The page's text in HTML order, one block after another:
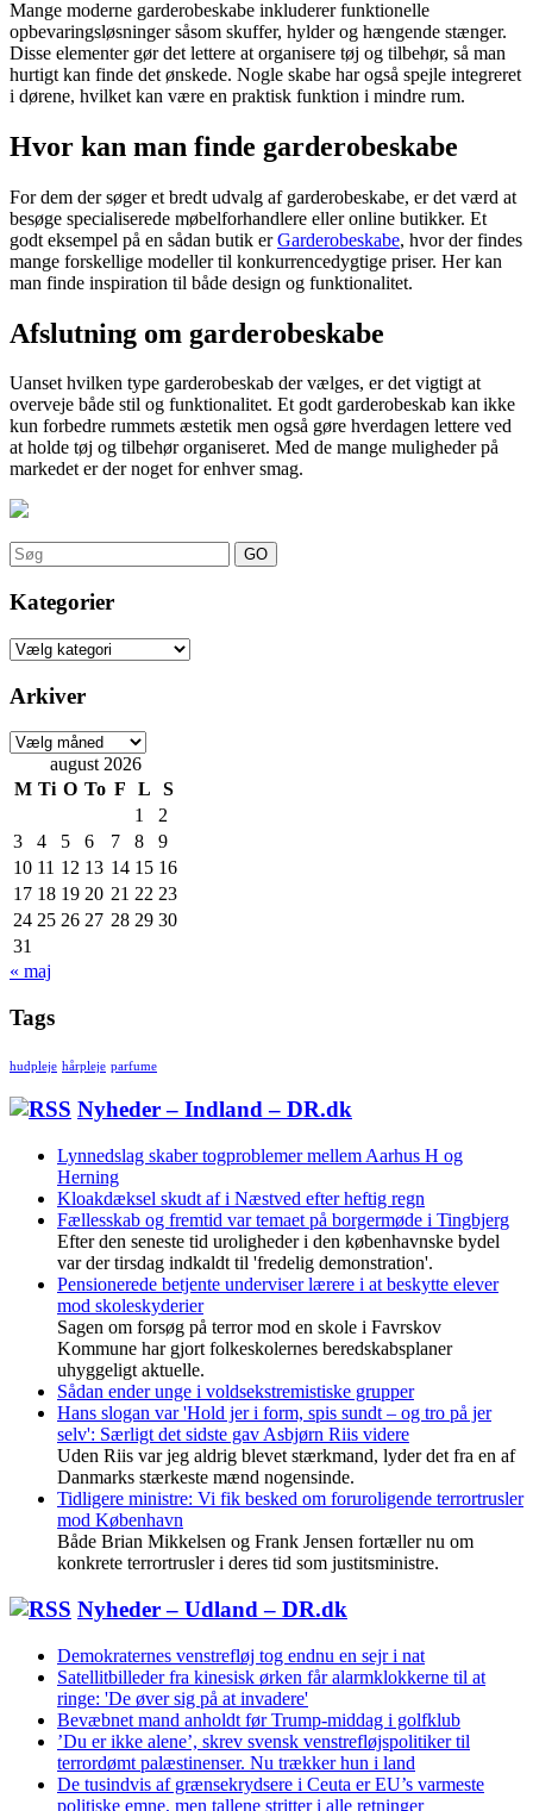
Mange moderne garderobeskabe inkluderer funktionelle
opbevaringsløsninger såsom skuffer, hylder og hængende stænger.
Disse elementer gør det lettere at organisere tøj og tilbehør, så man
hurtigt kan finde det ønskede. Nogle skabe har også spejle integreret
i dørene, hvilket kan være en praktisk funktion i mindre rum.
Hvor kan man finde garderobeskabe
For dem der søger et bredt udvalg af garderobeskabe, er det værd at
besøge specialiserede møbelforhandlere eller online butikker. Et
godt eksempel på en sådan butik erGarderobeskabe, hvor der findes
mange forskellige modeller til konkurrencedygtige priser. Her kan
man finde inspiration til både design og funktionalitet.
Afslutning om garderobeskabe
Uanset hvilken type garderobeskab der vælges, er det vigtigt at
overveje både stil og funktionalitet. Et godt garderobeskab kan ikke
kun forbedre rummets æstetik men også gøre hverdagen lettere ved
at holde tøj og tilbehør organiseret. Med de mange muligheder på
markedet er der noget for enhver smag.
Search
for:
Kategorier
Kategorier
Arkiver
Arkiver
august 2026
M Ti O To F L
S
1
2
3
4 5 6 7 8
9
10 11 12 13 14 15 16
17 18 19 20 21 22 23
24 25 26 27 28 29 30
31
« maj
Tags
hudpleje hårpleje parfume
Nyheder – Indland – DR.dk
Lynnedslag skaber togproblemer mellem Aarhus H og
Herning
Kloakdæksel skudt af i Næstved efter heftig regn
Fællesskab og fremtid var temaet på borgermøde i Tingbjerg
Efter den seneste tid uroligheder i den københavnske bydel
var der tirsdag indkaldt til 'fredelig demonstration'.
Pensionerede betjente underviser lærere i at beskytte elever
mod skoleskyderier
Sagen om forsøg på terror mod en skole i Favrskov
Kommune har gjort folkeskolernes beredskabsplaner
uhyggeligt aktuelle.
Sådan ender unge i voldsekstremistiske grupper
Hans slogan var 'Hold jer i form, spis sundt – og tro på jer
selv': Særligt det sidste gav Asbjørn Riis videre
Uden Riis var jeg aldrig blevet stærkmand, lyder det fra en af
Danmarks stærkeste mænd nogensinde.
Tidligere ministre: Vi fik besked om foruroligende terrortrusler
mod København
Både Brian Mikkelsen og Frank Jensen fortæller nu om
konkrete terrortrusler i deres tid som justitsministre.
Nyheder – Udland – DR.dk
Demokraternes venstrefløj tog endnu en sejr i nat
Satellitbilleder fra kinesisk ørken får alarmklokkerne til at
ringe: 'De øver sig på at invadere'
Bevæbnet mand anholdt før Trump-middag i golfklub
’Du er ikke alene’, skrev svensk venstrefløjspolitiker til
terrordømt palæstinenser. Nu trækker hun i land
De tusindvis af grænsekrydsere i Ceuta er EU’s varmeste
politiske emne, men tallene stritter i alle retninger